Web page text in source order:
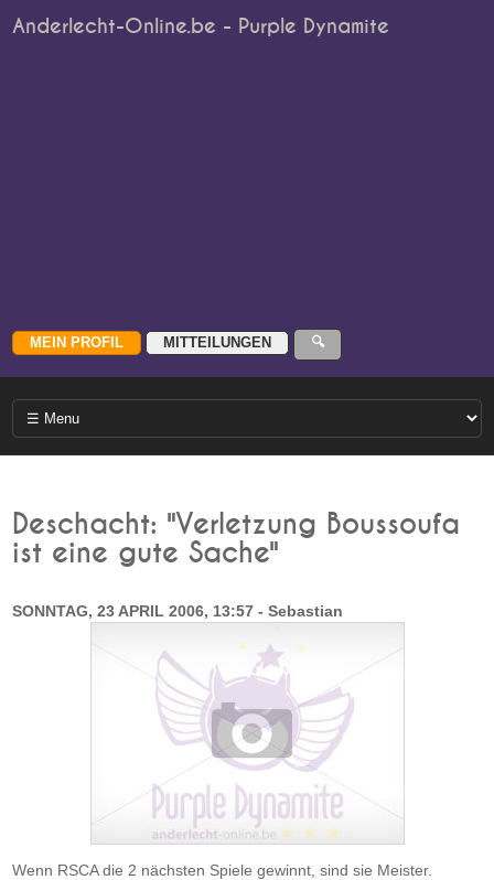
Anderlecht-Online.be - Purple Dynamite
Deschacht: "Verletzung Boussoufa
ist eine gute Sache"
SONNTAG, 23 APRIL 2006, 13:57 - Sebastian
Wenn RSCA die 2 nächsten Spiele gewinnt, sind sie Meister.